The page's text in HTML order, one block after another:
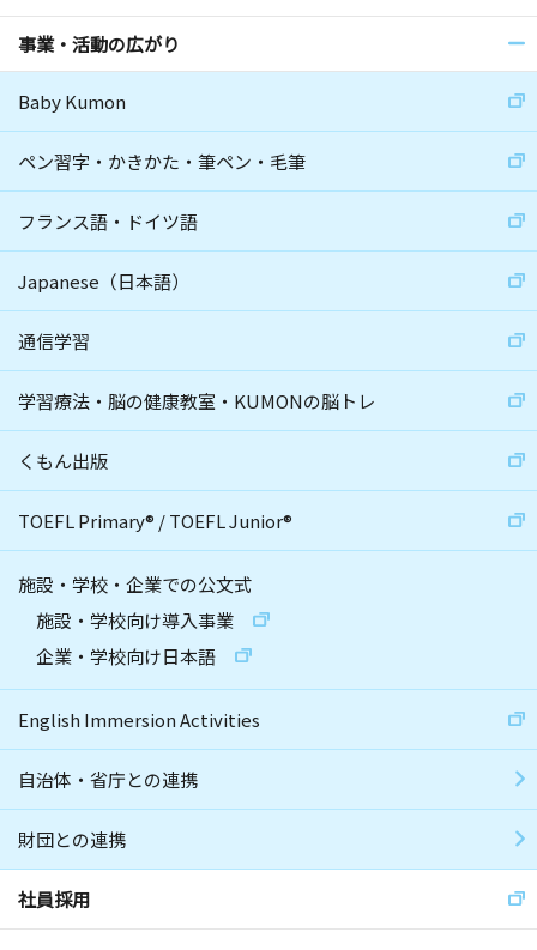
事業・活動の広がり
Baby Kumon
ペン習字・かきかた・筆ペン・毛筆
フランス語・ドイツ語
Japanese（日本語）
通信学習
学習療法・脳の健康教室・KUMONの脳トレ
くもん出版
TOEFL Primary® /TOEFL Junior®
施設・学校・企業での公文式
施設・学校向け導入事業
企業・学校向け日本語
English Immersion Activities
自治体・省庁との連携
財団との連携
社員採用